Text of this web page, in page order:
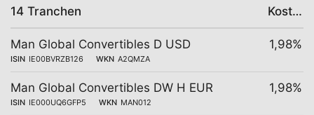
14 Tranchen Kosten
Man Global Convertibles D USD
ISIN IE00BVRZB126 WKN A2QMZA
1,98%
Man Global Convertibles DW H EUR
ISIN IE000UQ6GFP5 WKN MAN012
1,98%